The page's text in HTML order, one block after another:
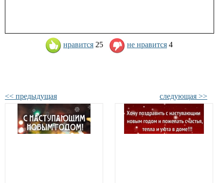
нравится 25 не нравится 4
<< предыдущая следующая >>